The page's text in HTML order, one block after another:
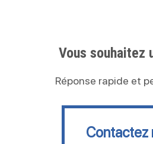
Vous souhaitez
Réponse rapide et
Contactez nous
Contactez